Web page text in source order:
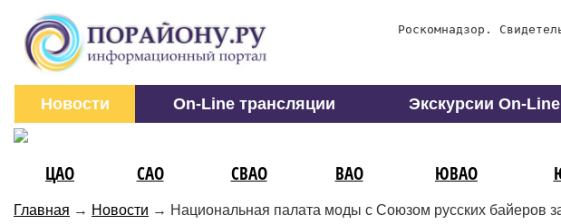
Роскомнадзор.
Новости On-Line трансляции Экскурсии On-Line
ЦАО САО СВАО ВАО ЮВАО
Главная → Новости → Национальная палата моды с Союзом русских байеров